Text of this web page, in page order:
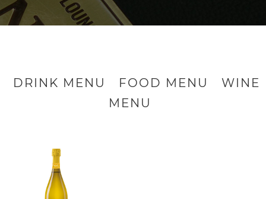
DRINK MENU FOOD MENU
WINE
MENU